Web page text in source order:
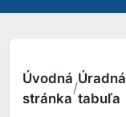
Úvodná
stránka
/
Úradná
tabuľa